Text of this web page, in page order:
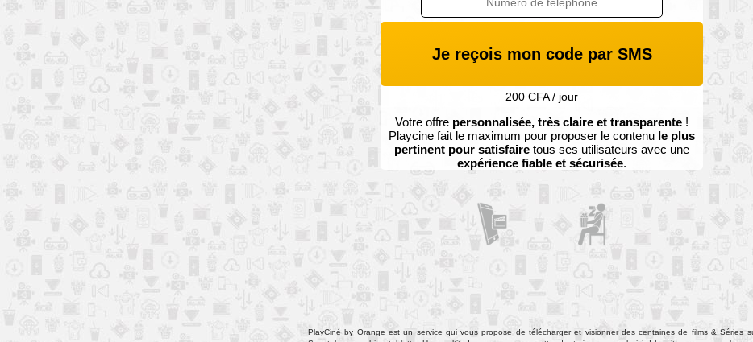
Je reçois mon code par SMS
200 CFA / jour
Votre offre personnalisée, très claire et transparente !
Playcine fait le maximum pour proposer le contenu le plus
pertinent pour satisfaire tous ses utilisateurs avec une
expérience fiable et sécurisée.
PlayCiné by Orange est un service qui vous propose de télécharger et visionner des centaines de films & Séries